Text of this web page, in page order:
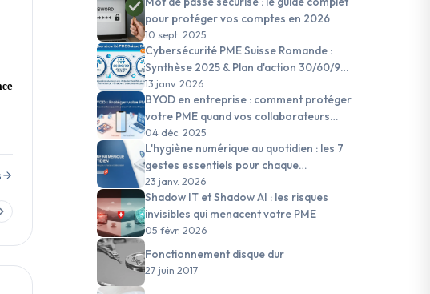
de passe #sauvegardes #nLPD #Suisse romande
pour protéger vos comptes en 2026
10 sept. 2025
Cybersécurité PME Suisse Romande :
Synthèse 2025 & Plan d'action 30/60/90
jours pour 2026
13 janv. 2026
BYOD en entreprise : comment protéger
votre PME quand vos collaborateurs
utilisent leurs appareils personnels
04 déc. 2025
L'hygiène numérique au quotidien : les 7
gestes essentiels pour chaque
collaborateur de PME suisse
23 janv. 2026
Shadow IT et Shadow AI : les risques
invisibles qui menacent votre PME
05 févr. 2026
Fonctionnement disque dur
27 juin 2017